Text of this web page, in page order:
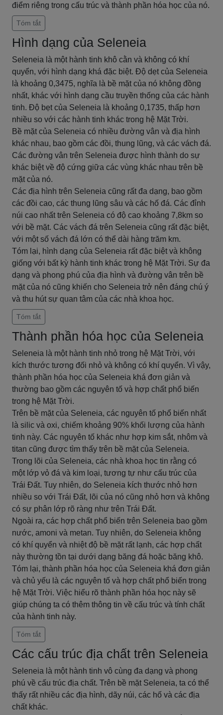
điểm riêng trong cấu trúc và thành phần hóa học của nó.
Tóm tắt
Hình dạng của Seleneia
Seleneia là một hành tinh khô cằn và không có khí
quyển, với hình dạng khá đặc biệt. Độ dẹt của Seleneia
là khoảng 0,3475, nghĩa là bề mặt của nó không đồng
nhất, khác với hình dạng cầu truyền thống của các hành
tinh. Độ bẹt của Seleneia là khoảng 0,1735, thấp hơn
nhiều so với các hành tinh khác trong hệ Mặt Trời.
Bề mặt của Seleneia có nhiều đường vân và địa hình
khác nhau, bao gồm các đồi, thung lũng, và các vách đá.
Các đường vân trên Seleneia được hình thành do sự
khác biệt về độ cứng giữa các vùng khác nhau trên bề
mặt của nó.
Các địa hình trên Seleneia cũng rất đa dạng, bao gồm
các đồi cao, các thung lũng sâu và các hố đá. Các đỉnh
núi cao nhất trên Seleneia có độ cao khoảng 7,8km so
với bề mặt. Các vách đá trên Seleneia cũng rất đặc biệt,
với một số vách đá lớn có thể dài hàng trăm km.
Tóm lại, hình dạng của Seleneia rất đặc biệt và không
giống với bất kỳ hành tinh khác trong hệ Mặt Trời. Sự đa
dạng và phong phú của địa hình và đường vân trên bề
mặt của nó cũng khiến cho Seleneia trở nên đáng chú ý
và thu hút sự quan tâm của các nhà khoa học.
Tóm tắt
Thành phần hóa học của Seleneia
Seleneia là một hành tinh nhỏ trong hệ Mặt Trời, với
kích thước tương đối nhỏ và không có khí quyển. Vì vậy,
thành phần hóa học của Seleneia khá đơn giản và
thường bao gồm các nguyên tố và hợp chất phổ biến
trong hệ Mặt Trời.
Trên bề mặt của Seleneia, các nguyên tố phổ biến nhất
là silic và oxi, chiếm khoảng 90% khối lượng của hành
tinh này. Các nguyên tố khác như hợp kim sắt, nhôm và
titan cũng được tìm thấy trên bề mặt của Seleneia.
Trong lõi của Seleneia, các nhà khoa học tin rằng có
một lớp vỏ đá và kim loại, tương tự như cấu trúc của
Trái Đất. Tuy nhiên, do Seleneia kích thước nhỏ hơn
nhiều so với Trái Đất, lõi của nó cũng nhỏ hơn và không
có sự phân lớp rõ ràng như trên Trái Đất.
Ngoài ra, các hợp chất phổ biến trên Seleneia bao gồm
nước, amoni và metan. Tuy nhiên, do Seleneia không
có khí quyển và nhiệt độ bề mặt rất lạnh, các hợp chất
này thường tồn tại dưới dạng băng đá hoặc băng khô.
Tóm lại, thành phần hóa học của Seleneia khá đơn giản
và chủ yếu là các nguyên tố và hợp chất phổ biến trong
hệ Mặt Trời. Việc hiểu rõ thành phần hóa học này sẽ
giúp chúng ta có thêm thông tin về cấu trúc và tính chất
của hành tinh này.
Tóm tắt
Các cấu trúc địa chất trên Seleneia
Seleneia là một hành tinh vô cùng đa dạng và phong
phú về cấu trúc địa chất. Trên bề mặt Seleneia, ta có thể
thấy rất nhiều các địa hình, dãy núi, các hố và các địa
chất khác.